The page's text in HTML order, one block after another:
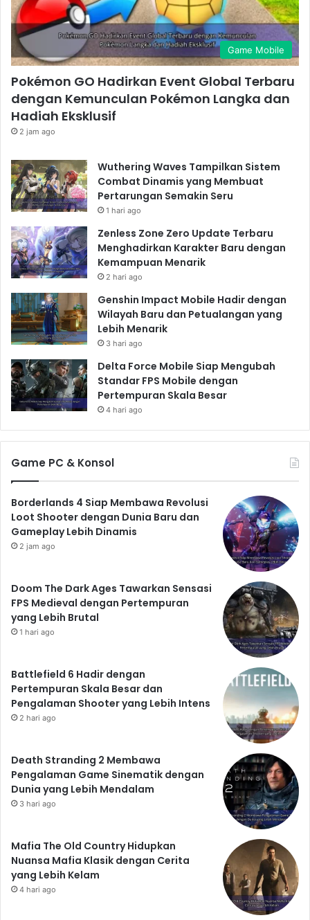
Game Mobile
Pokémon GO Hadirkan Event Global Terbaru
dengan Kemunculan Pokémon Langka dan
Hadiah Eksklusif
2 jam ago
Wuthering Waves Tampilkan Sistem
Combat Dinamis yang Membuat
Pertarungan Semakin Seru
1 hari ago
Zenless Zone Zero Update Terbaru
Menghadirkan Karakter Baru dengan
Kemampuan Menarik
2 hari ago
Genshin Impact Mobile Hadir dengan
Wilayah Baru dan Petualangan yang
Lebih Menarik
3 hari ago
Delta Force Mobile Siap Mengubah
Standar FPS Mobile dengan
Pertempuran Skala Besar
4 hari ago
Game PC & Konsol
Borderlands 4 Siap Membawa Revolusi
Loot Shooter dengan Dunia Baru dan
Gameplay Lebih Dinamis
2 jam ago
Doom The Dark Ages Tawarkan Sensasi
FPS Medieval dengan Pertempuran
yang Lebih Brutal
1 hari ago
Battlefield 6 Hadir dengan
Pertempuran Skala Besar dan
Pengalaman Shooter yang Lebih Intens
2 hari ago
Death Stranding 2 Membawa
Pengalaman Game Sinematik dengan
Dunia yang Lebih Mendalam
3 hari ago
Mafia The Old Country Hidupkan
Nuansa Mafia Klasik dengan Cerita
yang Lebih Kelam
4 hari ago